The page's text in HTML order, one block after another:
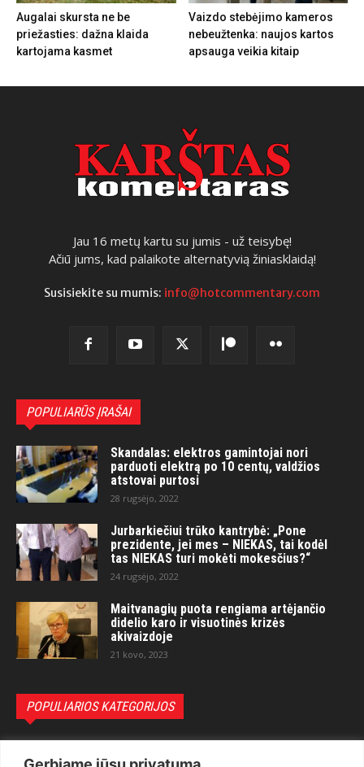
Augalai skursta ne be
priežasties: dažna klaida
kartojama kasmet
Vaizdo stebėjimo kameros
nebeužtenka: naujos kartos
apsauga veikia kitaip
Jau 16 metų kartu su jumis - už teisybę!
Ačiū jums, kad palaikote alternatyvią žiniasklaidą!
Susisiekite su mumis: info@hotcommentary.com
POPULIARŪS ĮRAŠAI
Skandalas: elektros gamintojai nori
parduoti elektrą po 10 centų, valdžios
atstovai purtosi
28 rugsėjo, 2022
Jurbarkiečiui trūko kantrybė: „Pone
prezidente, jei mes – NIEKAS, tai kodėl
tas NIEKAS turi mokėti mokesčius?“
24 rugsėjo, 2022
Maitvanagių puota rengiama artėjančio
didelio karo ir visuotinės krizės
akivaizdoje
21 kovo, 2023
POPULIARIOS KATEGORIJOS